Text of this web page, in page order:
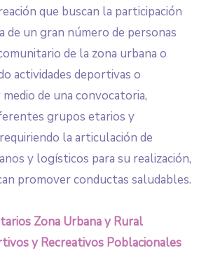
que buscan la participación
de un gran número de personas
de la zona urbana o
actividades deportivas o
de una convocatoria,
grupos etarios y
la articulación de
y logísticos para su realización,
promover conductas saludables.
Zona Urbana y Rural
y Recreativos Poblacionales